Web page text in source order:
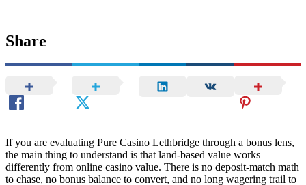
Share
If you are evaluating Pure Casino Lethbridge through a bonus lens,
the main thing to understand is that land-based value works
differently from online casino value. There is no deposit-match math
to chase, no bonus balance to convert, and no long wagering trail to